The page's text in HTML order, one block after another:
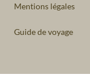
Mentions légales
Guide de voyage